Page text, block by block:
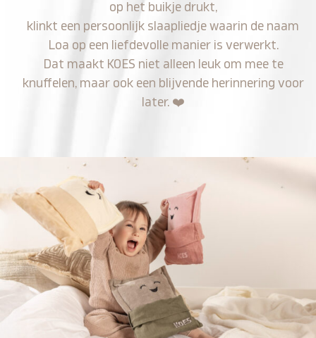
op het buikje drukt,
klinkt een persoonlijk slaapliedje waarin de naam
Loa op een liefdevolle manier is verwerkt.
Dat maakt KOES niet alleen leuk om mee te
knuffelen, maar ook een blijvende herinnering voor
later. ❤️